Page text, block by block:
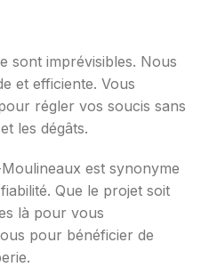
sont imprévisibles. Nous
et efficiente. Vous
régler vos soucis sans
les dégâts.
est synonyme
Que le projet soit
là pour vous
pour bénéficier de